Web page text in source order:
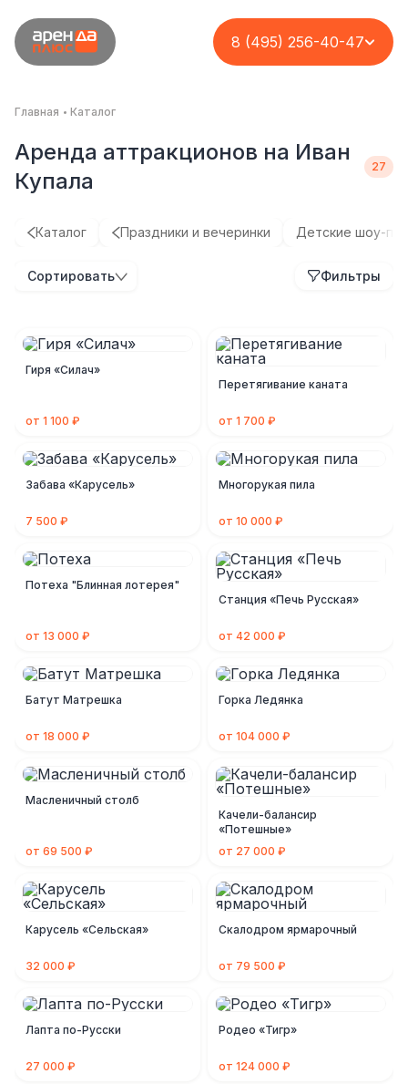
8 (495) 256-40-47
Главная Каталог
Аренда аттракционов на Иван
Купала
Каталог Праздники и вечеринки Детские шоу-
Сортировать Фильтры
Гиря «Силач»
от 1 100 ₽
Перетягивание каната
от 1 700 ₽
Забава «Карусель»
7 500 ₽
Многорукая пила
от 10 000 ₽
Потеха "Блинная лотерея"
от 13 000 ₽
Станция «Печь Русская»
от 42 000 ₽
Батут Матрешка
от 18 000 ₽
Горка Ледянка
от 104 000 ₽
Масленичный столб
от 69 500 ₽
Качели-балансир
«Потешные»
от 27 000 ₽
Карусель «Сельская»
32 000 ₽
Скалодром ярмарочный
от 79 500 ₽
Лапта по-Русски
27 000 ₽
Родео «Тигр»
от 124 000 ₽